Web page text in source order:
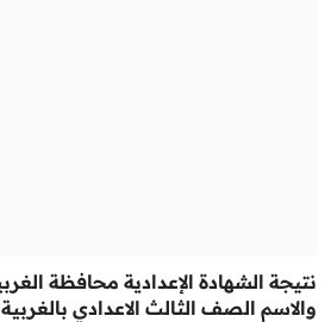
والاسم الصف الثالث الاعدادي بالغربية